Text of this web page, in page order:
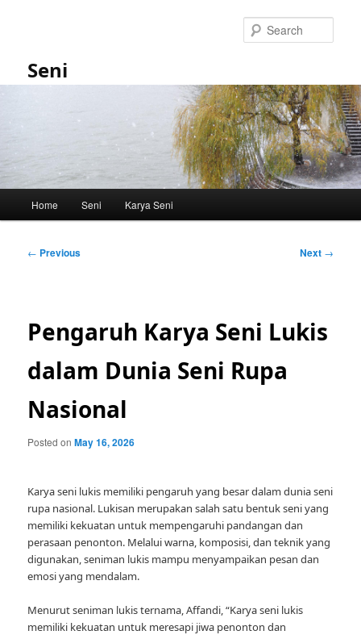
Seni
Home Seni Karya Seni
Post
← Previous Next →
Pengaruh Karya Seni Lukis
dalam Dunia Seni Rupa
Nasional
Posted onMay 16, 2026
Karya seni lukis memiliki pengaruh yang besar dalam dunia seni
rupa nasional. Lukisan merupakan salah satu bentuk seni yang
memiliki kekuatan untuk mempengaruhi pandangan dan
perasaan penonton. Melalui warna, komposisi, dan teknik yang
digunakan, seniman lukis mampu menyampaikan pesan dan
emosi yang mendalam.
Menurut seniman lukis ternama, Affandi, “Karya seni lukis
memiliki kekuatan untuk meresapi jiwa penonton dan